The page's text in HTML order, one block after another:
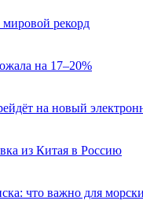
рекорд
на 17–20%
на новый
из Китая в Россию
что важно для